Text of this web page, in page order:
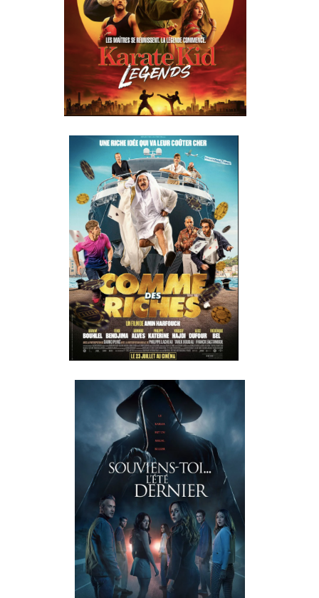
COMME DES
RICHES UN
FILM
RÉALISÉ
PAR AMIN
HARFOUCH
SOUVIENS-
TOI... L'ÉTÉ
DERNIER
RÉALISÉ
PAR :
JENNIFER
KAYTIN
ROBINSON